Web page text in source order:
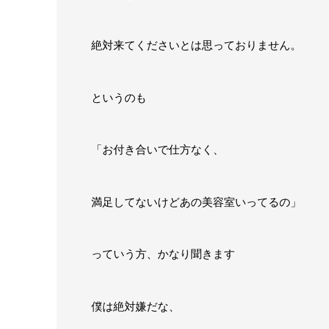
絶対来てくださいとは思っておりません。
というのも
「お付き合いで仕方なく、
満足してないけどあの美容室いってるの」
っていう方、かなり聞きます
僕は絶対嫌だな、